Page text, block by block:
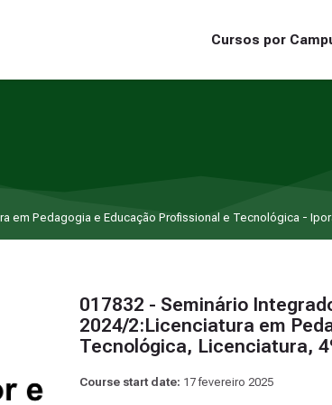
Cursos por
em Pedagogia e Educação Profissional e Tecnológica -
017832 - Seminário
2024/2:Licenciatura em
Tecnológica, Licenciatura,
Course start date: 17 fevereiro 2025